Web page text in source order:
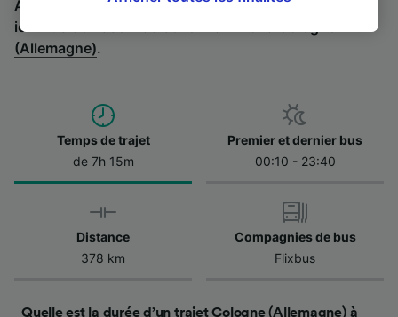
À la recherche de l’itinéraire retour en bus ? C'est par
ici :
(Allemagne).
Temps de trajet
de 7h 15m
Premier et dernier bus
00:10 - 23:40
Distance
378 km
Compagnies de bus
Flixbus
Quelle est la durée d’un trajet Cologne (Allemagne) à
préférences seront signalées à nos partenaires
et n’affecteront pas les données de navigation.
de traçage si vous nous avez demandé de ne
pas vous tracer.
Nos équipes ainsi que nos partenaires
externes, traitent des données selon les
Utiliser des données de géolocalisation
précises. Analyser activement les
caractéristiques de l’appareil pour
contenu personnalisés, mesure de